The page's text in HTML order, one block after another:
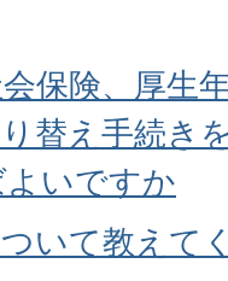
保険、厚生
替え手続き
いですか
いて教えて